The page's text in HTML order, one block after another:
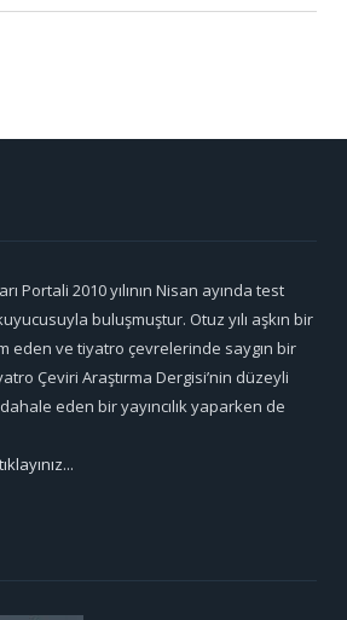
Portali 2010 yılının Nisan ayında test
buluşmuştur. Otuz yılı aşkın bir
eden ve tiyatro çevrelerinde saygın bir
Çeviri Araştırma Dergisi’nin düzeyli
eden bir yayıncılık yaparken de